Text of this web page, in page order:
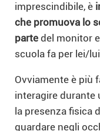
imprescindibile, è
che promuova lo
parte del monitor
scuola fa per lei/
Ovviamente è più
interagire durante
la presenza fisica
guardare negli